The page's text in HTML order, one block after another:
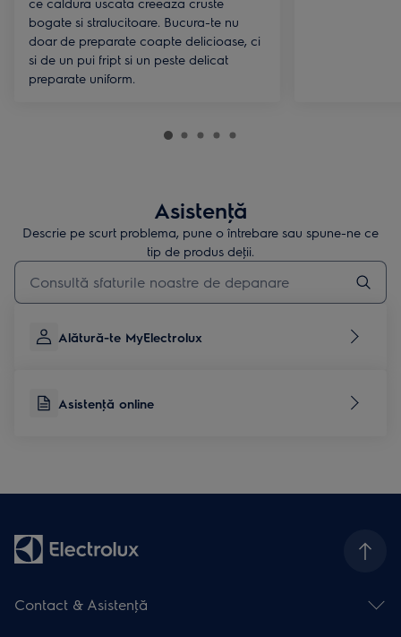
bogate si stralucitoare. Bucura-te nu
doar de preparate coapte delicioase, ci
si de un pui fript si un peste delicat
preparate uniform.
Asistenţă
Descrie pe scurt problema, pune o întrebare sau spune-ne ce
tip de produs deţii.
Type to search for support articles
Alătură-te MyElectrolux
Asistenţă online
Contact & Asistenţă